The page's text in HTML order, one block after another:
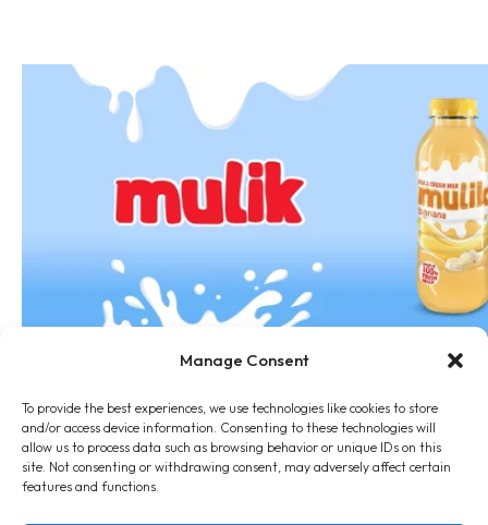
Manage Consent
To provide the best experiences, we use technologies like cookies to store
and/or access device information. Consenting to these technologies will
allow us to process data such as browsing behavior or unique IDs on this
site. Not consenting or withdrawing consent, may adversely affect certain
features and functions.
Γάλα Mulik: Νέα συσκευασία… ίδια